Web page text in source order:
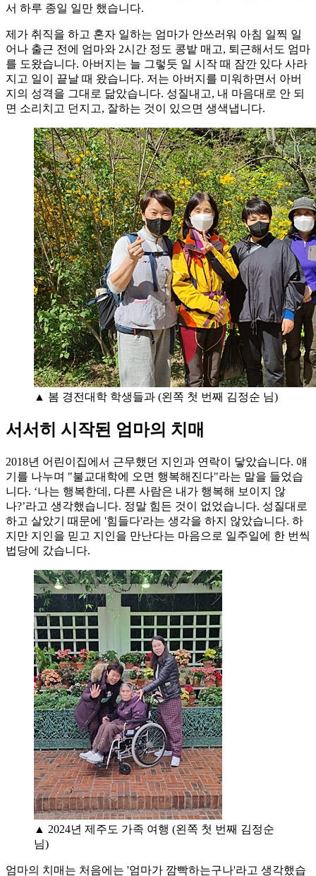
서 하루 종일 일만 했습니다.
제가 취직을 하고 혼자 일하는 엄마가 안쓰러워 아침 일찍 일
어나 출근 전에 엄마와 2시간 정도 콩밭 매고, 퇴근해서도 엄마
를 도왔습니다. 아버지는 늘 그렇듯 일 시작 때 잠깐 있다 사라
지고 일이 끝날 때 왔습니다. 저는 아버지를 미워하면서 아버
지의 성격을 그대로 닮았습니다. 성질내고, 내 마음대로 안 되
면 소리치고 던지고, 잘하는 것이 있으면 생색냅니다.
▲ 봄 경전대학 학생들과 (왼쪽 첫 번째 김정순 님)
서서히 시작된 엄마의 치매
2018년 어린이집에서 근무했던 지인과 연락이 닿았습니다. 얘
기를 나누며 "불교대학에 오면 행복해진다"라는 말을 들었습
니다. ‘나는 행복한데, 다른 사람은 내가 행복해 보이지 않
나?’라고 생각했습니다. 정말 힘든 것이 없었습니다. 성질대로
하고 살았기 때문에 '힘들다'라는 생각을 하지 않았습니다. 하
지만 지인을 믿고 지인을 만난다는 마음으로 일주일에 한 번씩
법당에 갔습니다.
▲ 2024년 제주도 가족 여행 (왼쪽 첫 번째 김정순
님)
엄마의 치매는 처음에는 '엄마가 깜빡하는구나'라고 생각했습